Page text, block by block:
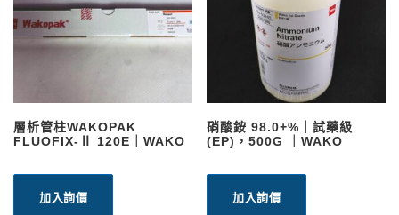
層析管柱WAKOPAK
FLUOFIX-Ⅱ 120E｜WAKO
加入詢價
硝酸銨 98.0+%｜試藥級
(EP)，500G ｜WAKO
加入詢價